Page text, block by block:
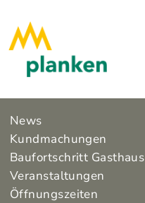
News
Kundmachungen
Baufortschritt Gasthaus
Veranstaltungen
Öffnungszeiten